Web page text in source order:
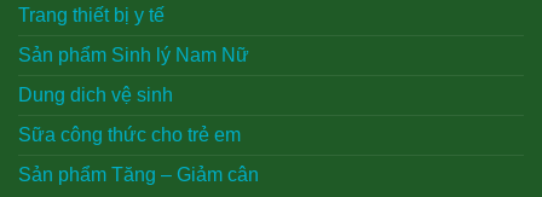
Trang thiết bị y tế
Sản phẩm Sinh lý Nam Nữ
Dung dich vệ sinh
Sữa công thức cho trẻ em
Sản phẩm Tăng – Giảm cân